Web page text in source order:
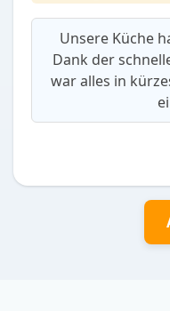
Unsere Küche
Dank der
war alles in